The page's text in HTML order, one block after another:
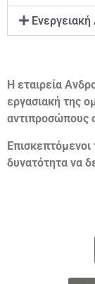
Η εταιρεία
εργασιακή της
αντιπροσώπους
δυνατότητα να